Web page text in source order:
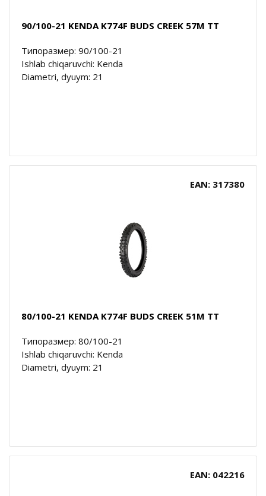
90/100-21 KENDA K774F BUDS CREEK 57M TT
Типоразмер: 90/100-21
Ishlab chiqaruvchi: Kenda
Diametri, dyuym: 21
EAN: 317380
80/100-21 KENDA K774F BUDS CREEK 51M TT
Типоразмер: 80/100-21
Ishlab chiqaruvchi: Kenda
Diametri, dyuym: 21
EAN: 042216